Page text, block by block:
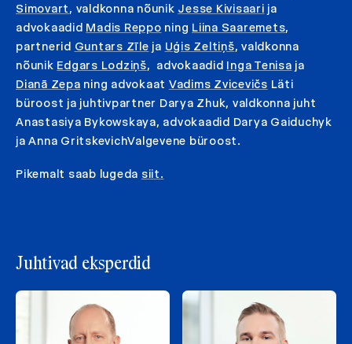
Simovart, valdkonna nõunik Jesse Kivisaari ja
advokaadid Madis Reppo ning Liina Saaremets,
partnerid Guntars Zīle ja Uģis Zeltiņš, valdkonna
nõunik Edgars Lodziņš, advokaadid Inga Tenisa ja
Dianā Zepa ning advokaat Vadims Zvicevičs Läti
büroost ja juhtivpartner Darya Zhuk, valdkonna juht
Anastasiya Bykowskaya, advokaadid Darya Gaiduchyk
ja Anna GritskevichValgevene büroost.
Pikemalt saab lugeda siit.
Juhtivad eksperdid